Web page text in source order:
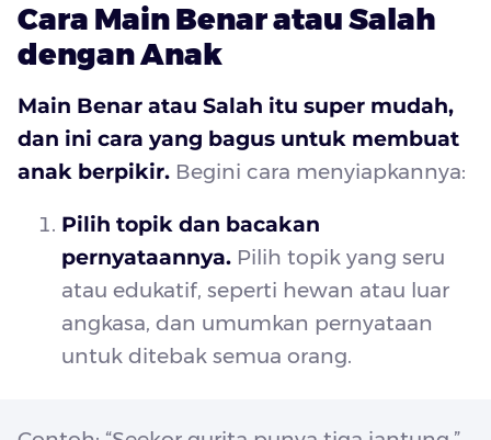
Cara Main Benar atau Salah
dengan Anak
Main Benar atau Salah itu super mudah,
dan ini cara yang bagus untuk membuat
anak berpikir. Begini cara menyiapkannya:
Pilih topik dan bacakan
pernyataannya. Pilih topik yang seru
atau edukatif, seperti hewan atau luar
angkasa, dan umumkan pernyataan
untuk ditebak semua orang.